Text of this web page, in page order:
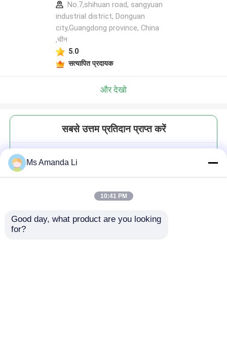
No.7,shihuan road, sangyuan
industrial district, Donguan
city,Guangdong province, China
,चीन
5.0
सत्यापित प्रदायक
और देखो
सबसे उत्तम प्रतिदान प्राप्त करें
Ms Amanda Li
10:41 PM
Good day, what product are you looking
for?